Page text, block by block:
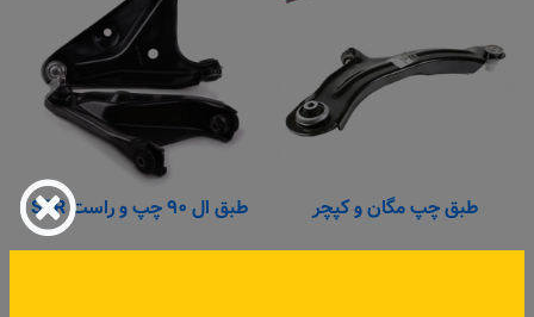
طبق چپ مگان و کپچر طبق ال ۹۰ چپ و راست SFR